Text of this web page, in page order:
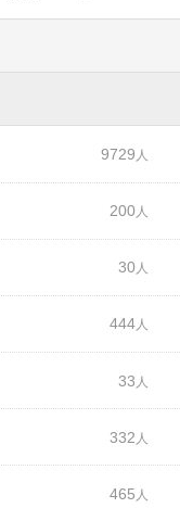
9729
200
30
444
33
332
465